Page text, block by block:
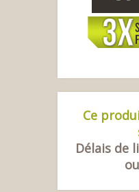
Ce
Délais de